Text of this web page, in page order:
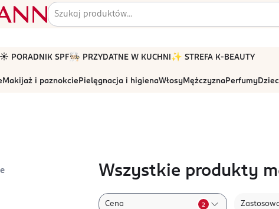
☀️ PORADNIK SPF🧑🏻‍🍳 PRZYDATNE W KUCHNI ✨ STREFA K-BEAUTY
Makijaż i paznokcie Pielęgnacja i higienaWłosyMężczyznaPerfumy
Wszystkie produkty
Cena 2